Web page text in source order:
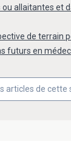
allaitantes et
de terrain
futurs en
articles de cette